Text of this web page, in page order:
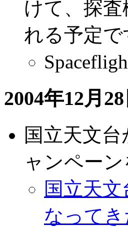
けて、探
れる予定で
2004年12月28
国立天文
ャンペー
国立天
なって